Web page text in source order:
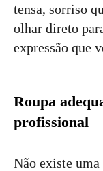
tensa, sorriso
olhar direto
expressão que
Roupa
profissional
Não existe